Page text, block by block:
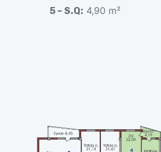
5 – S.Q: 4,90 m²